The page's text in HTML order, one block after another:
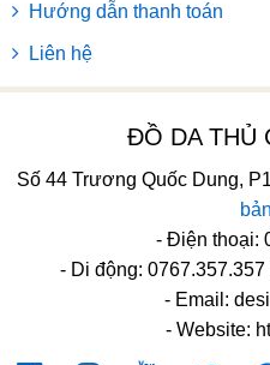
Hướng dẫn thanh toán
Liên hệ
ĐỒ DA THỦ
Số 44 Trương Quốc Dung,
- Điện thoại:
- Di động:
- Email:
- Website: